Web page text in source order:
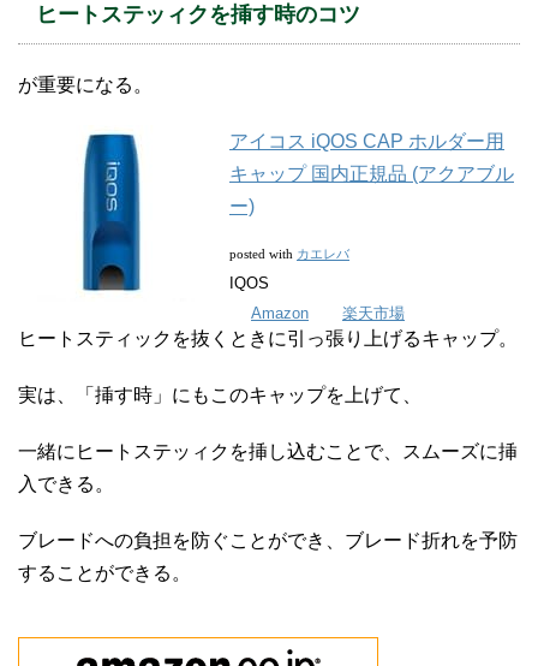
ヒートステッィクを挿す時のコツ
が重要になる。
アイコス iQOS CAP ホルダー用
キャップ 国内正規品 (アクアブル
ー)
posted with カエレバ
IQOS
Amazon
楽天市場
ヒートスティックを抜くときに引っ張り上げるキャップ。
実は、「挿す時」にもこのキャップを上げて、
一緒にヒートステッィクを挿し込むことで、スムーズに挿
入できる。
ブレードへの負担を防ぐことができ、ブレード折れを予防
することができる。